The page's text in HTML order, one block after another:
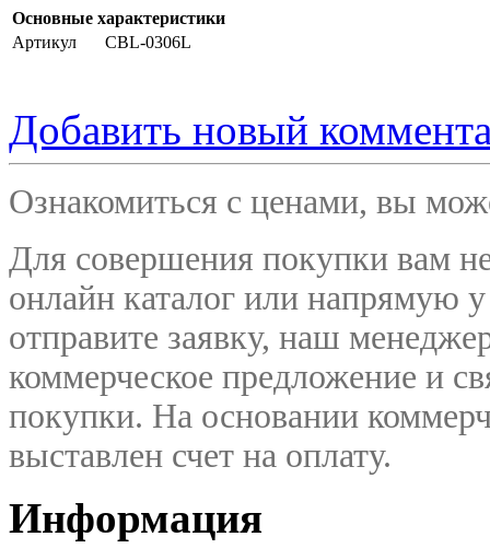
Основные характеристики
Артикул
CBL-0306L
Добавить новый
Ознакомиться с ценами, вы
Для совершения покупки вам
онлайн каталог или напрямую
отправите заявку, наш
коммерческое предложение и
покупки. На основании
выставлен счет на оплату.
Информация